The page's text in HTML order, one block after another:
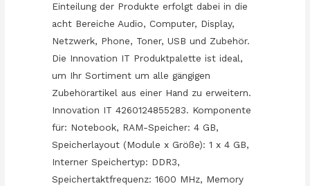
Einteilung der Produkte erfolgt dabei in die
acht Bereiche Audio, Computer, Display,
Netzwerk, Phone, Toner, USB und Zubehör.
Die Innovation IT Produktpalette ist ideal,
um Ihr Sortiment um alle gängigen
Zubehörartikel aus einer Hand zu erweitern.
Innovation IT 4260124855283. Komponente
für: Notebook, RAM-Speicher: 4 GB,
Speicherlayout (Module x Größe): 1 x 4 GB,
Interner Speichertyp: DDR3,
Speichertaktfrequenz: 1600 MHz, Memory